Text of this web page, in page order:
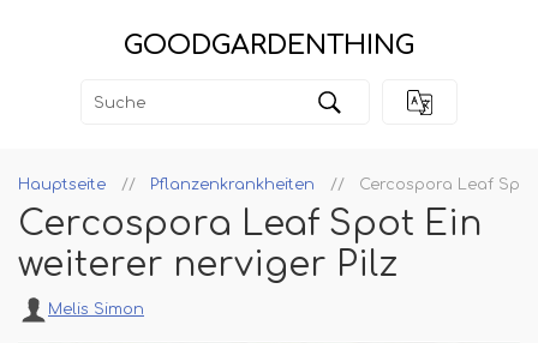
GOODGARDENTHING
Hauptseite Pflanzenkrankheiten Cercospora Leaf
Cercospora Leaf Spot Ein
weiterer nerviger Pilz
Melis Simon